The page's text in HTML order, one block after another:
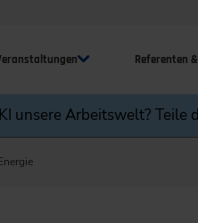
Referenten
unsere Arbeitswelt? Teile